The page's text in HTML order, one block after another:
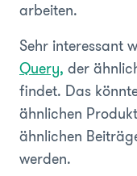
arbeiten.
Sehr interessant
Query, der
findet. Das
ähnlichen
ähnlichen
werden.